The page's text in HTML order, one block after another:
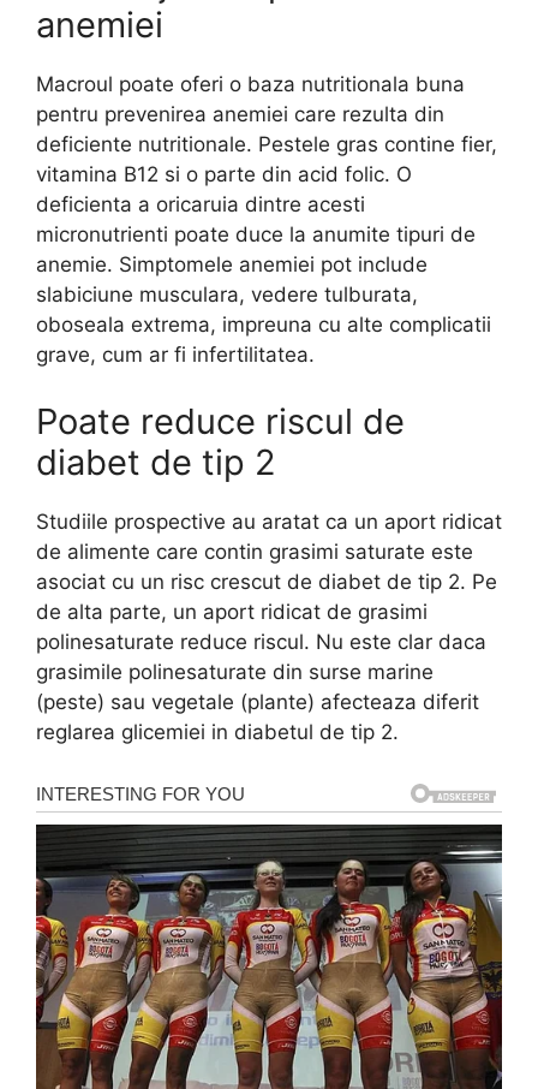
anemiei
Macroul poate oferi o baza nutritionala buna
pentru prevenirea anemiei care rezulta din
deficiente nutritionale. Pestele gras contine fier,
vitamina B12 si o parte din acid folic. O
deficienta a oricaruia dintre acesti
micronutrienti poate duce la anumite tipuri de
anemie. Simptomele anemiei pot include
slabiciune musculara, vedere tulburata,
oboseala extrema, impreuna cu alte complicatii
grave, cum ar fi infertilitatea.
Poate reduce riscul de
diabet de tip 2
Studiile prospective au aratat ca un aport ridicat
de alimente care contin grasimi saturate este
asociat cu un risc crescut de diabet de tip 2. Pe
de alta parte, un aport ridicat de grasimi
polinesaturate reduce riscul. Nu este clar daca
grasimile polinesaturate din surse marine
(peste) sau vegetale (plante) afecteaza diferit
reglarea glicemiei in diabetul de tip 2.